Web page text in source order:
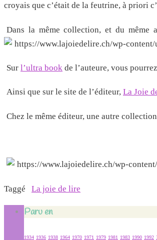
croyais que c’était de la feutrine, à priori
Dans la même collection, et du même
Sur l’ultra book de l’auteure, vous
Ainsi que sur le site de l’éditeur, La Joie
Chez le même éditeur, une autre
Taggé La joie de lire
Paru en
1934 1936 1938 1964 1970 1971 1979 1981 1983 1990 1992